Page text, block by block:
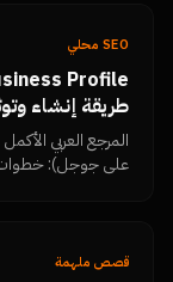
SEO محلي
طريقة إنشاء
في خرائط جوجل
على جوجل): خطوات
قصص ملهمة